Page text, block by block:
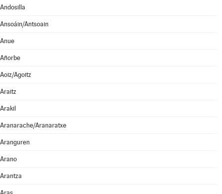
Andosilla
Ansoáin/Antsoain
Anue
Añorbe
Aoiz/Agoitz
Araitz
Arakil
Aranarache/Aranaratxe
Aranguren
Arano
Arantza